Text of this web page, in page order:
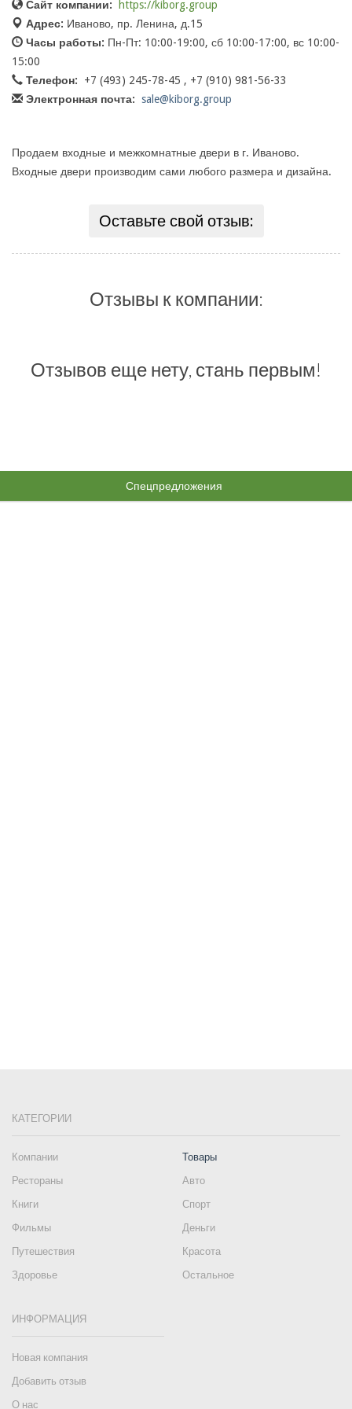
Сайт компании:
https://kiborg.group
Адрес: Иваново, пр. Ленина, д.15
Часы работы: Пн-Пт: 10:00-19:00, сб 10:00-17:00, вс 10:00-
15:00
Телефон:
+7 (493) 245-78-45 , +7 (910) 981-56-33
Электронная почта: sale@kiborg.group
Продаем входные и межкомнатные двери в г. Иваново.
Входные двери производим сами любого размера и дизайна.
Оставьте свой отзыв:
Отзывы к компании:
Отзывов еще нету, стань первым!
Спецпредложения
КАТЕГОРИИ
Компании
Товары
Рестораны
Авто
Книги
Спорт
Фильмы
Деньги
Путешествия
Красота
Здоровье
Остальное
ИНФОРМАЦИЯ
Новая компания
Добавить отзыв
О нас